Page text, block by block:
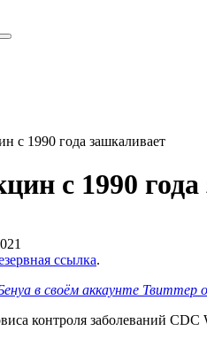
c 1990 года зашкаливает
c 1990
ссылка.
в своём аккаунте Твиттер
контроля заболеваний